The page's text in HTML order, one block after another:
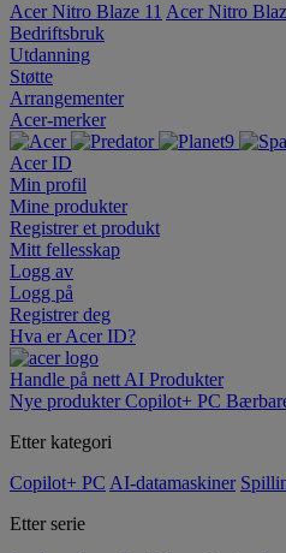
Acer Nitro Blaze 11 Acer Nitro
Bedriftsbruk
Utdanning
Støtte
Arrangementer
Acer-merker
Acer ID
Min profil
Mine produkter
Registrer et produkt
Mitt fellesskap
Logg av
Logg på
Registrer deg
Hva er Acer ID?
Handle på nett AI Produkter
Nye produkterCopilot+ PC
Etter kategori
Copilot+ PC AI-datamaskiner
Etter serie